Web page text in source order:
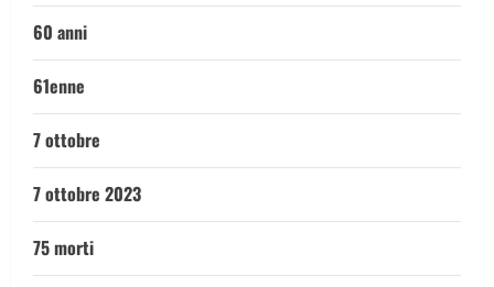
60 anni
61enne
7 ottobre
7 ottobre 2023
75 morti